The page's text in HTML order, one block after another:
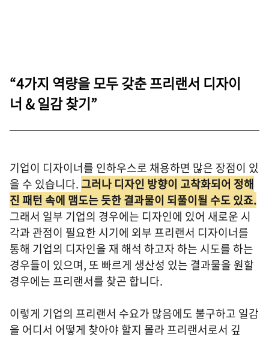
“4가지 역량을 모두 갖춘 프리랜서 디자이
너 & 일감 찾기”
기업이 디자이너를 인하우스로 채용하면 많은 장점이 있
을 수 있습니다. 그러나 디자인 방향이 고착화되어 정해
진 패턴 속에 맴도는 듯한 결과물이 되풀이될 수도 있죠.
그래서 일부 기업의 경우에는 디자인에 있어 새로운 시
각과 관점이 필요한 시기에 외부 프리랜서 디자이너를
통해 기업의 디자인을 재 해석 하고자 하는 시도를 하는
경우들이 있으며, 또 빠르게 생산성 있는 결과물을 원할
경우에는 프리랜서를 찾곤 합니다.
이렇게 기업의 프리랜서 수요가 많음에도 불구하고 일감
을 어디서 어떻게 찾아야 할지 몰라 프리랜서로서 깊